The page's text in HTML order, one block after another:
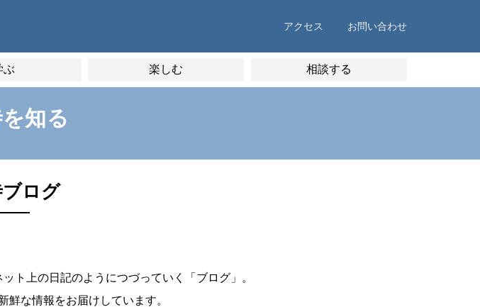
アクセス お問い合わせ
ぶ 楽しむ 相談する
知る
ログ
ト上の⽇記のようにつづっていく「ブログ」。
鮮な情報をお届けしています。